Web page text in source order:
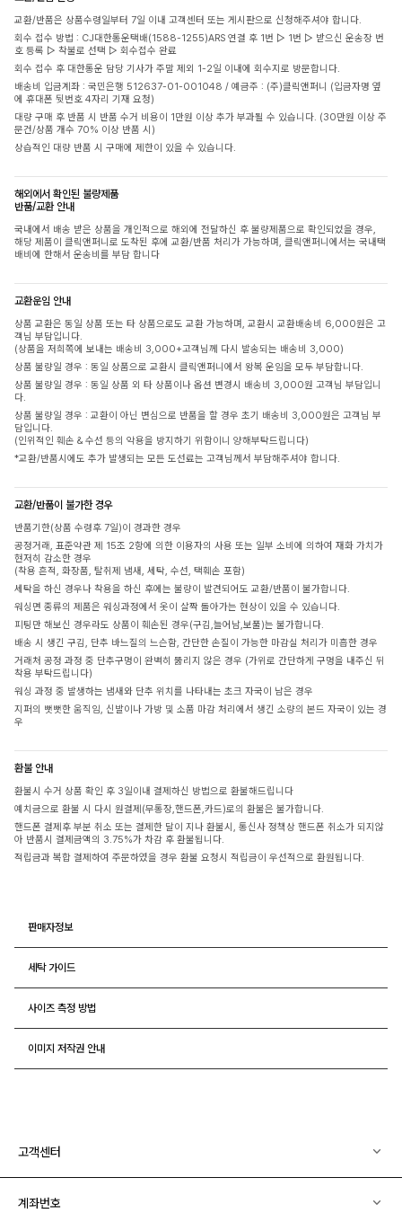
교환/반품은 상품수령일부터 7일 이내 고객센터 또는 게시판으로 신청해주셔야 합니다.
회수 접수 방법 : CJ대한통운택배(1588-1255)ARS 연결 후 1번 ▷ 1번 ▷ 받으신 운송장 번
호 등록 ▷ 착불로 선택 ▷ 회수접수 완료
회수 접수 후 대한통운 담당 기사가 주말 제외 1-2일 이내에 회수지로 방문합니다.
배송비 입금계좌 : 국민은행 512637-01-001048 / 예금주 : (주)클릭앤퍼니 (입금자명 옆
에 휴대폰 뒷번호 4자리 기재 요청)
대량 구매 후 반품 시 반품 수거 비용이 1만원 이상 추가 부과될 수 있습니다. (30만원 이상 주
문건/상품 개수 70% 이상 반품 시)
상습적인 대량 반품 시 구매에 제한이 있을 수 있습니다.
해외에서 확인된 불량제품
반품/교환 안내
국내에서 배송 받은 상품을 개인적으로 해외에 전달하신 후 불량제품으로 확인되었을 경우,
해당 제품이 클릭앤퍼니로 도착된 후에 교환/반품 처리가 가능하며, 클릭앤퍼니에서는 국내택
배비에 한해서 운송비를 부담 합니다
교환운임 안내
상품 교환은 동일 상품 또는 타 상품으로도 교환 가능하며, 교환시 교환배송비 6,000원은 고
객님 부담입니다.
(상품을 저희쪽에 보내는 배송비 3,000+고객님께 다시 발송되는 배송비 3,000)
상품 불량일 경우 : 동일 상품으로 교환시 클릭앤퍼니에서 왕복 운임을 모두 부담합니다.
상품 불량일 경우 : 동일 상품 외 타 상품이나 옵션 변경시 배송비 3,000원 고객님 부담입니
다.
상품 불량일 경우 : 교환이 아닌 변심으로 반품을 할 경우 초기 배송비 3,000원은 고객님 부
담입니다.
(인위적인 훼손 & 수선 등의 악용을 방지하기 위함이니 양해부탁드립니다)
*교환/반품시에도 추가 발생되는 모든 도선료는 고객님께서 부담해주셔야 합니다.
교환/반품이 불가한 경우
반품기한(상품 수령후 7일)이 경과한 경우
공정거래, 표준약관 제 15조 2항에 의한 이용자의 사용 또는 일부 소비에 의하여 재화 가치가
현저히 감소한 경우
(착용 흔적, 화장품, 탈취제 냄새, 세탁, 수선, 택훼손 포함)
세탁을 하신 경우나 착용을 하신 후에는 불량이 발견되어도 교환/반품이 불가합니다.
워싱면 종류의 제품은 워싱과정에서 옷이 살짝 돌아가는 현상이 있을 수 있습니다.
피팅만 해보신 경우라도 상품이 훼손된 경우(구김,늘어남,보풀)는 불가합니다.
배송 시 생긴 구김, 단추 바느질의 느슨함, 간단한 손질이 가능한 마감실 처리가 미흡한 경우
거래처 공정 과정 중 단추구멍이 완벽히 뚫리지 않은 경우 (가위로 간단하게 구멍을 내주신 뒤
착용 부탁드립니다)
워싱 과정 중 발생하는 냄새와 단추 위치를 나타내는 초크 자국이 남은 경우
지퍼의 뻣뻣한 움직임, 신발이나 가방 및 소품 마감 처리에서 생긴 소량의 본드 자국이 있는 경
우
환불 안내
환불시 수거 상품 확인 후 3일이내 결제하신 방법으로 환불해드립니다
예치금으로 환불 시 다시 원결제(무통장,핸드폰,카드)로의 환불은 불가합니다.
핸드폰 결제후 부분 취소 또는 결제한 달이 지나 환불시, 통신사 정책상 핸드폰 취소가 되지않
아 반품시 결제금액의 3.75%가 차감 후 환불됩니다.
적립금과 복합 결제하여 주문하였을 경우 환불 요청시 적립금이 우선적으로 환원됩니다.
판매자정보
세탁 가이드
사이즈 측정 방법
이미지 저작권 안내
고객센터
계좌번호